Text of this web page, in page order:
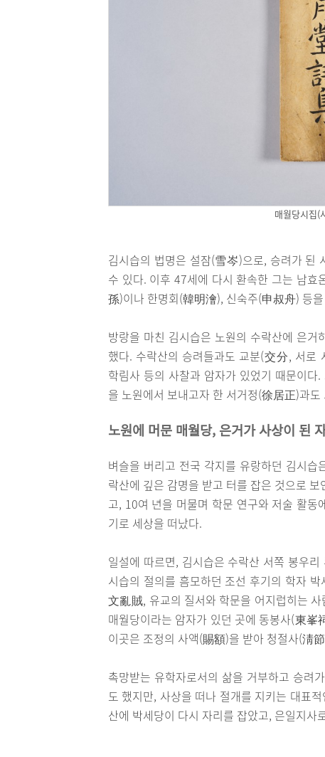
매월당시집(
김시습의 법명은 설잠(雪岑)으로, 승려가 된
수 있다. 이후 47세에 다시 환속한 그는 남
孫)이나 한명회(韓明澮), 신숙주(申叔舟) 등
방랑을 마친 김시습은 노원의 수락산에 은
했다. 수락산의 승려들과도 교분(交分, 서로
학림사 등의 사찰과 암자가 있었기 때문이다
을 노원에서 보내고자 한 서거정(徐居正)과
노원에 머문 매월당, 은거가 사상이 된
벼슬을 버리고 전국 각지를 유랑하던 김시
락산에 깊은 감명을 받고 터를 잡은 것으로
고, 10여 년을 머물며 학문 연구와 저술 활
기로 세상을 떠났다.
일설에 따르면, 김시습은 수락산 서쪽 봉우
시습의 절의를 흠모하던 조선 후기의 학자
文亂賊, 유교의 질서와 학문을 어지럽히는
매월당이라는 암자가 있던 곳에 동봉사(東峯
이곳은 조정의 사액(賜額)을 받아 청절사(淸
촉망받는 유학자로서의 삶을 거부하고 승려
도 했지만, 사상을 떠나 절개를 지키는 대표
산에 박세당이 다시 자리를 잡았고, 은일지사